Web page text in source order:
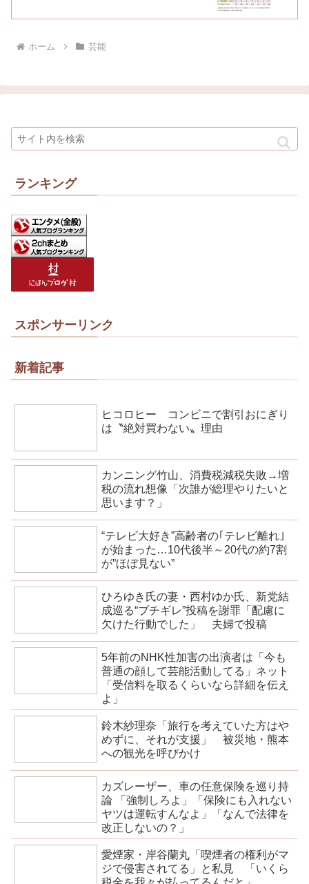
ホーム 芸能
ランキング
スポンサーリンク
新着記事
ヒコロヒー コンビニで割引おにぎり
は〝絶対買わない〟理由
カンニング竹山、消費税減税失敗→増
税の流れ想像「次誰が総理やりたいと
思います？」
“テレビ大好き”高齢者の｢テレビ離れ｣
が始まった…10代後半～20代の約7割
が”ほぼ見ない”
ひろゆき氏の妻・西村ゆか氏、新党結
成巡る“ブチギレ”投稿を謝罪「配慮に
欠けた行動でした」 夫婦で投稿
5年前のNHK性加害の出演者は「今も
普通の顔して芸能活動してる」ネット
「受信料を取るくらいなら詳細を伝え
よ」
鈴木紗理奈「旅行を考えていた方はや
めずに、それが支援」 被災地・熊本
への観光を呼びかけ
カズレーザー、車の任意保険を巡り持
論 「強制しろよ」「保険にも入れない
ヤツは運転すんなよ」「なんで法律を
改正しないの？」
愛煙家・岸谷蘭丸「喫煙者の権利がマ
ジで侵害されてる」と私見 「いくら